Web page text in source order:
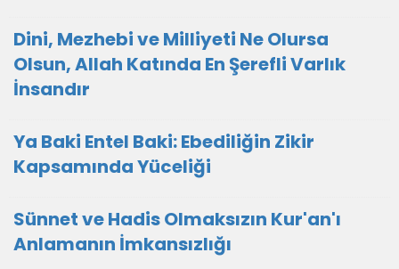
Dini, Mezhebi ve Milliyeti Ne Olursa
Olsun, Allah Katında En Şerefli Varlık
İnsandır
Ya Baki Entel Baki: Ebediliğin Zikir
Kapsamında Yüceliği
Sünnet ve Hadis Olmaksızın Kur'an'ı
Anlamanın İmkansızlığı